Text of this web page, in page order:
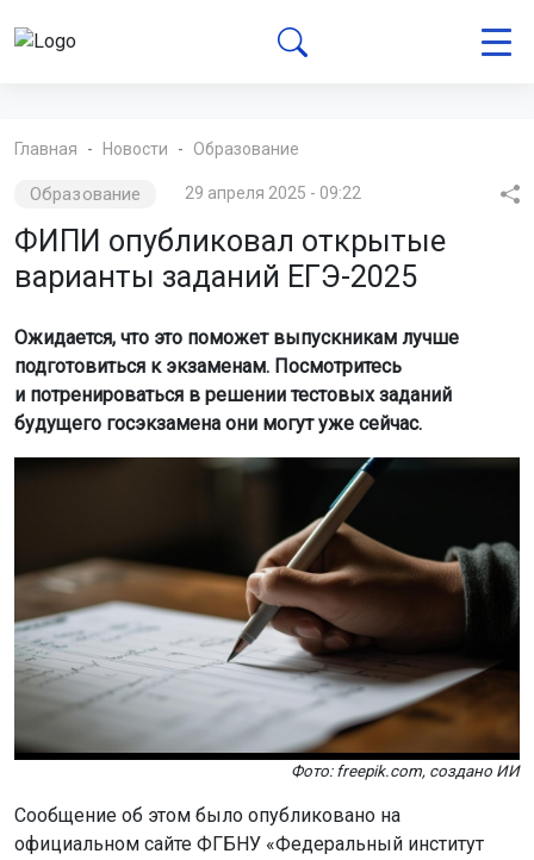
Главная Новости Образование
Образование 29 апреля 2025 - 09:22
ФИПИ опубликовал открытые
варианты заданий ЕГЭ-2025
Ожидается, что это поможет выпускникам лучше
подготовиться к экзаменам. Посмотритесь
и потренироваться в решении тестовых заданий
будущего госэкзамена они могут уже сейчас.
Фото: freepik.com, создано ИИ
Сообщение об этом было опубликовано на
официальном сайте ФГБНУ «Федеральный институт